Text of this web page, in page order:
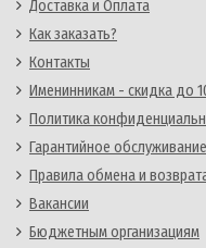
Доставка и Оплата
Как заказать?
Контакты
Именинникам - скидка до
Политика
Гарантийное обслуживание
Правила обмена и
Вакансии
Бюджетным организациям